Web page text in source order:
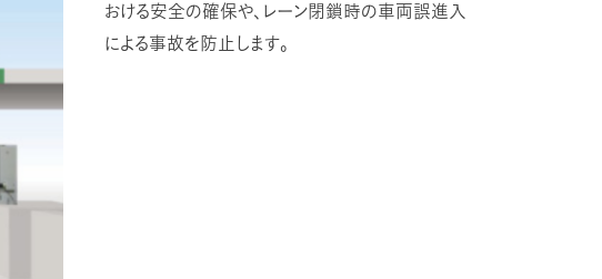
おける安全の確保や、レーン閉鎖時の車両誤進入
による事故を防止します。